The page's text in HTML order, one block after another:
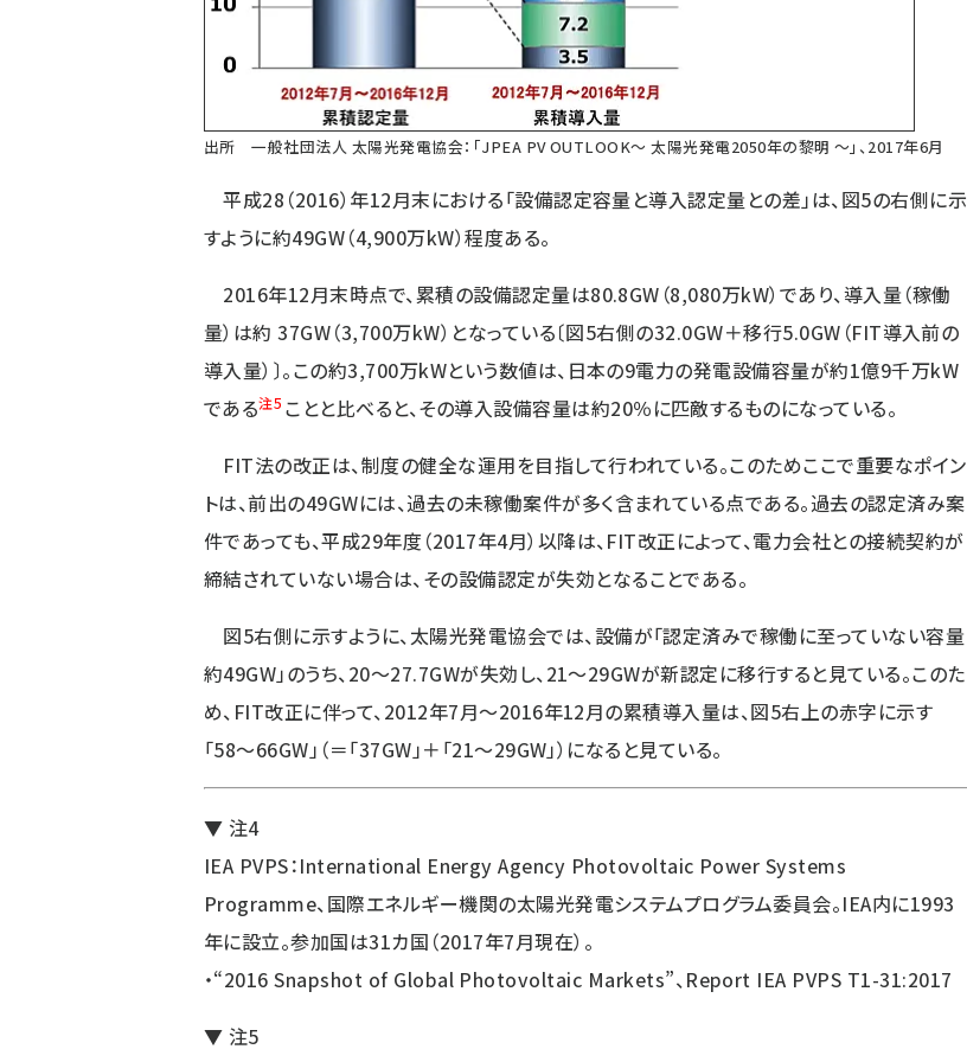
出所 一般社団法人 太陽光発電協会： 「JPEA PV OUTLOOK〜 太陽光発電2050年の黎明 〜」、2017年6月
平成28（2016）年12月末における「設備認定容量と導入認定量との差」は、図5の右側に示
すように約49GW（4,900万kW）程度ある。
2016年12月末時点で、累積の設備認定量は80.8GW（8,080万kW）であり、導入量（稼働
量）は約 37GW（3,700万kW）となっている〔図5右側の32.0GW＋移行5.0GW（FIT導入前の
導入量）〕。この約3,700万kWという数値は、日本の9電力の発電設備容量が約1億9千万kW
である注5 ことと比べると、その導入設備容量は約20％に匹敵するものになっている。
FIT法の改正は、制度の健全な運用を目指して行われている。このためここで重要なポイン
トは、前出の49GWには、過去の未稼働案件が多く含まれている点である。過去の認定済み案
件であっても、平成29年度（2017年4月）以降は、FIT改正によって、電力会社との接続契約が
締結されていない場合は、その設備認定が失効となることである。
図5右側に示すように、太陽光発電協会では、設備が「認定済みで稼働に至っていない容量
約49GW」のうち、20〜27.7GWが失効し、21〜29GWが新認定に移行すると見ている。このた
め、FIT改正に伴って、2012年7月〜2016年12月の累積導入量は、図5右上の赤字に示す
「58〜66GW」（＝「37GW」＋「21〜29GW」）になると見ている。
▼ 注4
IEA PVPS：International Energy Agency Photovoltaic Power Systems
Programme、国際エネルギー機関の太陽光発電システムプログラム委員会。IEA内に1993
年に設立。参加国は31カ国（2017年7月現在）。
・“2016 Snapshot of Global Photovoltaic Markets”、Report IEA PVPS T1-31:2017
▼ 注5